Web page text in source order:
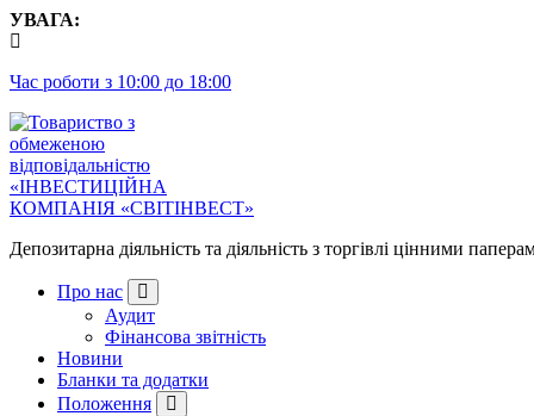
Перейти
до
УВАГА:
Час роботи з 10:00 до 18:00
Депозитарна діяльність та діяльність з торгівлі цінними
Про нас
Аудит
Фінансова звітність
Новини
Бланки та додатки
Положення